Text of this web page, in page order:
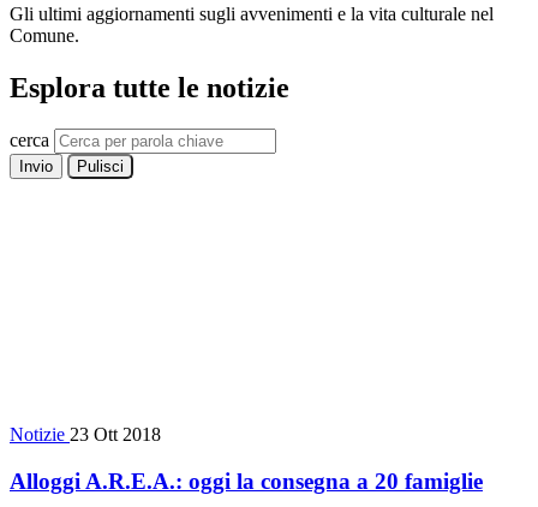
Gli ultimi aggiornamenti sugli avvenimenti e la vita culturale nel
Comune.
Esplora tutte le notizie
cerca
Invio Pulisci
Notizie 23 Ott 2018
Alloggi A.R.E.A.: oggi la consegna a 20 famiglie